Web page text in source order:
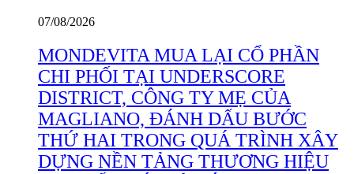
07/08/2026
MONDEVITA MUA LẠI CỔ PHẦN
CHI PHỐI TẠI UNDERSCORE
DISTRICT, CÔNG TY MẸ CỦA
MAGLIANO, ĐÁNH DẤU BƯỚC
THỨ HAI TRONG QUÁ TRÌNH XÂY
DỰNG NỀN TẢNG THƯƠNG HIỆU